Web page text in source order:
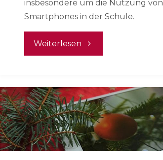
insbesondere um die Nutzung von
Smartphones in der Schule.
Weiterlesen "JIM-
2016:
Alle
nutzen